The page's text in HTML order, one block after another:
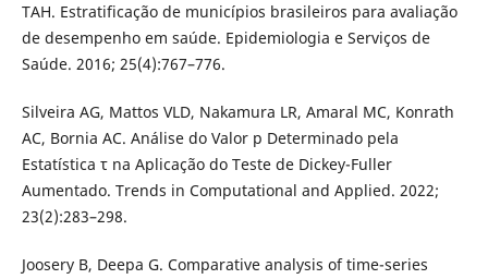
TAH. Estratificação de municípios brasileiros para avaliação
de desempenho em saúde. Epidemiologia e Serviços de
Saúde. 2016; 25(4):767–776.
Silveira AG, Mattos VLD, Nakamura LR, Amaral MC, Konrath
AC, Bornia AC. Análise do Valor p Determinado pela
Estatística τ na Aplicação do Teste de Dickey-Fuller
Aumentado. Trends in Computational and Applied. 2022;
23(2):283–298.
Joosery B, Deepa G. Comparative analysis of time-series